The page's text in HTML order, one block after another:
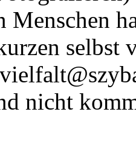
Menschen
selbst
nicht